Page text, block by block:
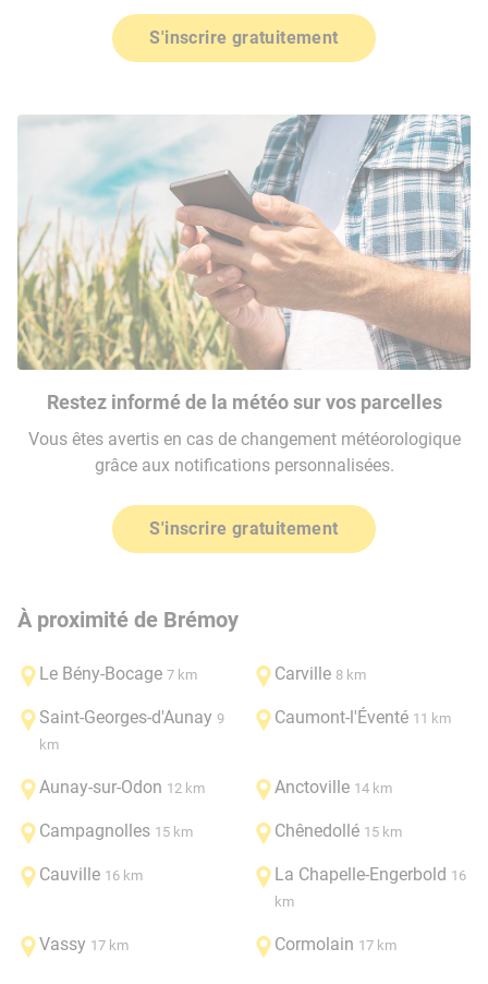
S'inscrire gratuitement
Restez informé de la météo sur vos parcelles
Vous êtes avertis en cas de changement météorologique
grâce aux notifications personnalisées.
S'inscrire gratuitement
À proximité de Brémoy
Le Bény-Bocage 7 km Carville 8 km
Saint-Georges-d'Aunay 9
km
Caumont-l'Éventé 11 km
Aunay-sur-Odon 12 km Anctoville 14 km
Campagnolles 15 km Chênedollé 15 km
Cauville 16 km La Chapelle-Engerbold 16
km
Vassy 17 km Cormolain 17 km